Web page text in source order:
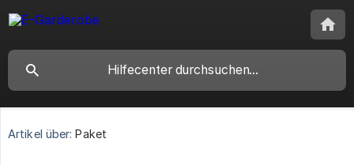
Artikel über: Paket